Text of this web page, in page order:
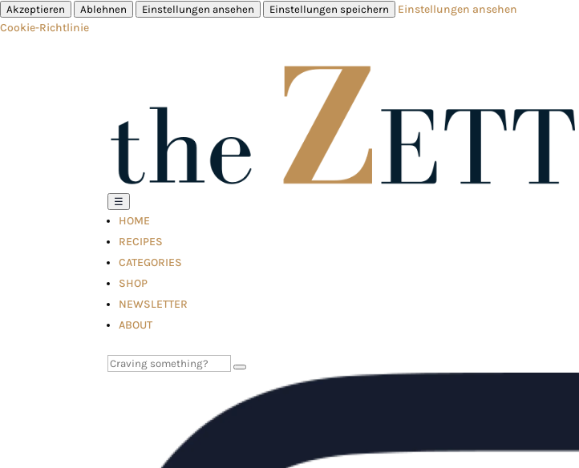
Akzeptieren Ablehnen Einstellungen ansehen Einstellungen speichern
Einstellungen ansehen
Cookie-Richtlinie
☰
HOME
RECIPES
CATEGORIES
SHOP
NEWSLETTER
ABOUT